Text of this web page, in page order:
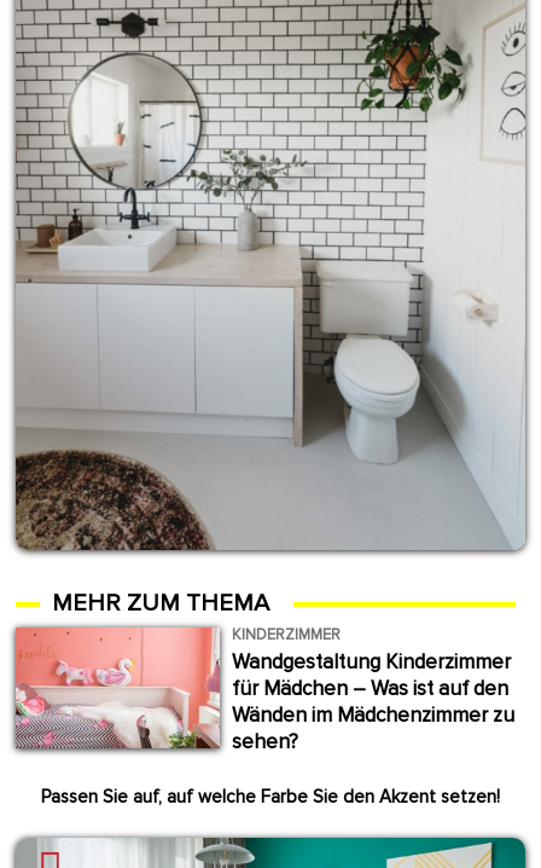
MEHR ZUM THEMA
KINDERZIMMER
Wandgestaltung Kinderzimmer
für Mädchen – Was ist auf den
Wänden im Mädchenzimmer zu
sehen?
Passen Sie auf, auf welche Farbe Sie den Akzent setzen!